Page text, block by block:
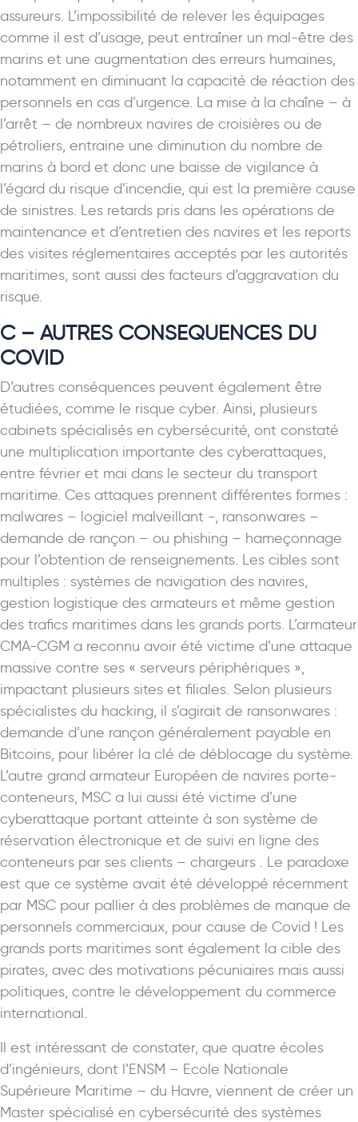
assureurs. L’impossibilité de relever les équipages
comme il est d’usage, peut entraîner un mal-être des
marins et une augmentation des erreurs humaines,
notamment en diminuant la capacité de réaction des
personnels en cas d’urgence. La mise à la chaîne – à
l’arrêt – de nombreux navires de croisières ou de
pétroliers, entraine une diminution du nombre de
marins à bord et donc une baisse de vigilance à
l’égard du risque d’incendie, qui est la première cause
de sinistres. Les retards pris dans les opérations de
maintenance et d’entretien des navires et les reports
des visites réglementaires acceptés par les autorités
maritimes, sont aussi des facteurs d’aggravation du
risque.
C – AUTRES CONSEQUENCES DU
COVID
D’autres conséquences peuvent également être
étudiées, comme le risque cyber. Ainsi, plusieurs
cabinets spécialisés en cybersécurité, ont constaté
une multiplication importante des cyberattaques,
entre février et mai dans le secteur du transport
maritime. Ces attaques prennent différentes formes :
malwares – logiciel malveillant -, ransonwares –
demande de rançon – ou phishing – hameçonnage
pour l’obtention de renseignements. Les cibles sont
multiples : systèmes de navigation des navires,
gestion logistique des armateurs et même gestion
des trafics maritimes dans les grands ports. L’armateur
CMA-CGM a reconnu avoir été victime d’une attaque
massive contre ses « serveurs périphériques »,
impactant plusieurs sites et filiales. Selon plusieurs
spécialistes du hacking, il s’agirait de ransonwares :
demande d’une rançon généralement payable en
Bitcoins, pour libérer la clé de déblocage du système.
L’autre grand armateur Européen de navires porte-
conteneurs, MSC a lui aussi été victime d’une
cyberattaque portant atteinte à son système de
réservation électronique et de suivi en ligne des
conteneurs par ses clients – chargeurs . Le paradoxe
est que ce système avait été développé récemment
par MSC pour pallier à des problèmes de manque de
personnels commerciaux, pour cause de Covid ! Les
grands ports maritimes sont également la cible des
pirates, avec des motivations pécuniaires mais aussi
politiques, contre le développement du commerce
international.
Il est intéressant de constater, que quatre écoles
d’ingénieurs, dont l’ENSM – Ecole Nationale
Supérieure Maritime – du Havre, viennent de créer un
Master spécialisé en cybersécurité des systèmes